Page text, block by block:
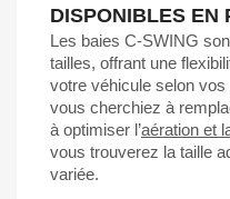
DISPONIBLES EN
Les baies C-SWING
tailles, offrant une
votre véhicule selon
vous cherchiez à
à optimiser l’aération et
vous trouverez la taille
variée.